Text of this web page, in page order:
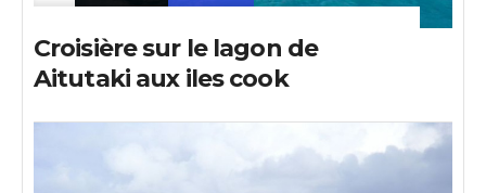
Croisière sur le lagon de
Aitutaki aux iles cook